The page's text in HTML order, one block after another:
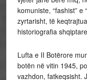
komuniste, “fashist” e
zyrtarisht, të
historiografia
Lufta e II Botërore
botën në vitin 1945,
vazhdon, fatkeqsisht.